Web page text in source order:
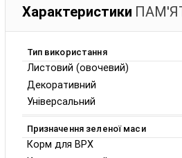
Характеристики
Тип використання
Листовий (овочевий)
Декоративний
Універсальний
Призначення зеленої маси
Корм для ВРХ